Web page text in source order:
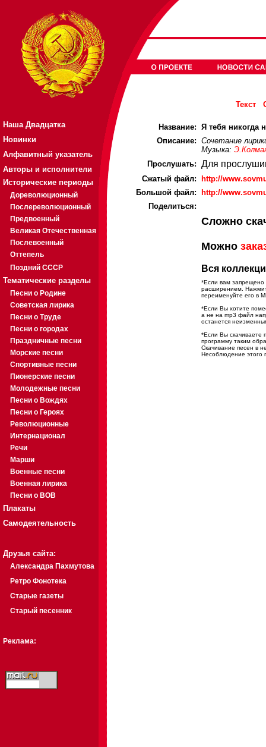
Наша Двадцатка
Новинки
Алфавитный указатель
Авторы и исполнители
Исторические периоды
Дореволюционный
Послереволюционный
Предвоенный
Великая Отечественная
Послевоенный
Оттепель
Поздний СССР
Тематические разделы
Песни о Родине
Советская лирика
Песни о Труде
Песни о городах
Праздничные песни
Морские песни
Спортивные песни
Пионерские песни
Молодежные песни
Песни о Вождях
Песни о Героях
Революционные
Интернационал
Речи
Марши
Военные песни
Военная лирика
Песни о ВОВ
Плакаты
Самодеятельность
Друзья сайта:
Александра Пахмутова
Ретро Фонотека
Старые газеты
Старый песенник
Реклама:
Текст
Название: Я тебя никогда
Описание: Сочетание
Музыка:
Прослушать: Для
Cжатый файл:
http://
Большой файл:
http://
Поделиться:
Сложно
Можно
Вся
*Если вам запрещено
расширением.
переименуйте его в
*Если Вы хотите
а не на mp3 файл
останется
*Если Вы скачиваете
программу таким
Скачивание песен в
Несоблюдение этого